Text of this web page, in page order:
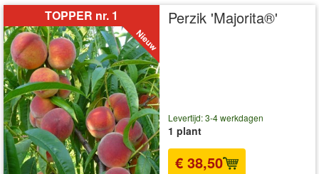
TOPPER nr. 1 Perzik 'Majorita®'
Levertijd: 3-4 werkdagen
1 plant
€ 38,50